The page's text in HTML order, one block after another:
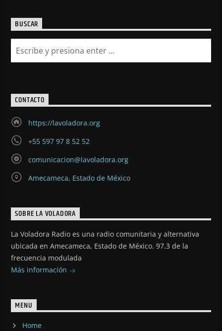
BUSCAR
CONTACTO
https://lavoladora.org
+55 597 97 8 52 52
comunicacion@lavoladora.org
Amecameca, Estado de México
SOBRE LA VOLADORA
La Voladora Radio es una radio comunitaria y alternativa
ubicada en Amecameca, Estado de México. 97.3 de la
frecuencia modulada
Más información
MENU
Home